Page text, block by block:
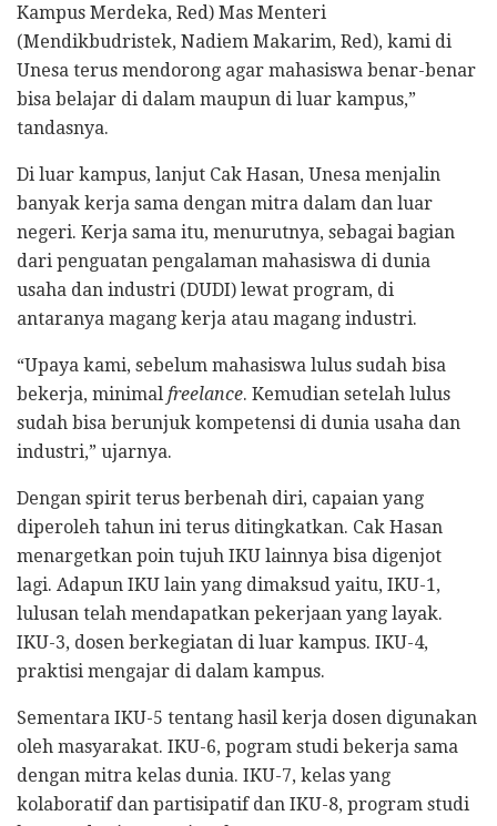
Kampus Merdeka, Red) Mas Menteri
(Mendikbudristek, Nadiem Makarim, Red), kami di
Unesa terus mendorong agar mahasiswa benar-benar
bisa belajar di dalam maupun di luar kampus,”
tandasnya.
Di luar kampus, lanjut Cak Hasan, Unesa menjalin
banyak kerja sama dengan mitra dalam dan luar
negeri. Kerja sama itu, menurutnya, sebagai bagian
dari penguatan pengalaman mahasiswa di dunia
usaha dan industri (DUDI) lewat program, di
antaranya magang kerja atau magang industri.
“Upaya kami, sebelum mahasiswa lulus sudah bisa
bekerja, minimal freelance. Kemudian setelah lulus
sudah bisa berunjuk kompetensi di dunia usaha dan
industri,” ujarnya.
Dengan spirit terus berbenah diri, capaian yang
diperoleh tahun ini terus ditingkatkan. Cak Hasan
menargetkan poin tujuh IKU lainnya bisa digenjot
lagi. Adapun IKU lain yang dimaksud yaitu, IKU-1,
lulusan telah mendapatkan pekerjaan yang layak.
IKU-3, dosen berkegiatan di luar kampus. IKU-4,
praktisi mengajar di dalam kampus.
Sementara IKU-5 tentang hasil kerja dosen digunakan
oleh masyarakat. IKU-6, pogram studi bekerja sama
dengan mitra kelas dunia. IKU-7, kelas yang
kolaboratif dan partisipatif dan IKU-8, program studi